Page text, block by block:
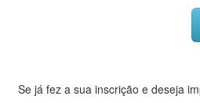
Se já fez a sua inscrição e deseja